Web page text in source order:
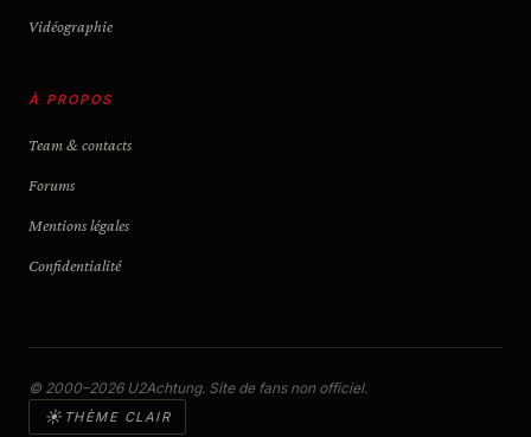
Vidéographie
À PROPOS
Team & contacts
Forums
Mentions légales
Confidentialité
© 2000–2026 U2Achtung. Site de fans non officiel.
☀ THÈME CLAIR